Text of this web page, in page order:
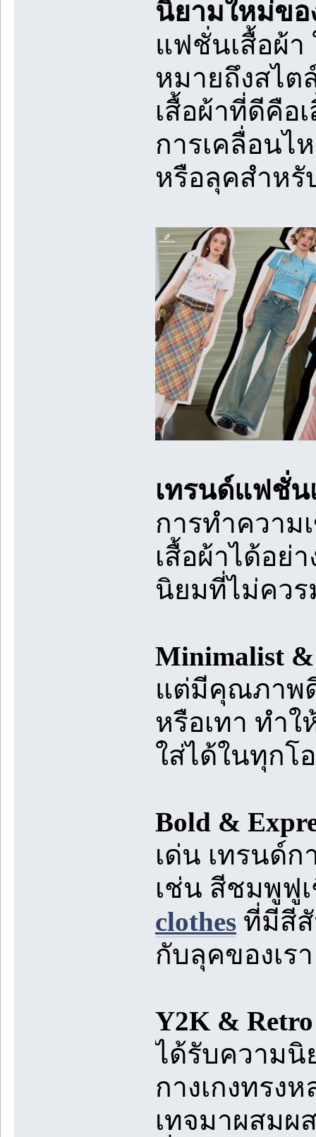
นิยามใหม่ขอ
แฟชั่นเสื้อผ้า
หมายถึงสไต
เสื้อผ้าที่ดีคือ
การเคลื่อนไ
หรือลุคสำหรั
เทรนด์แฟชั่น
การทำความ
เสื้อผ้าได้อย่
นิยมที่ไม่ควร
Minimalist
แต่มีคุณภาพดี
หรือเทา ทำ
ใส่ได้ในทุกโ
Bold &
เด่น เทรนด์
เช่น สีชมพูฟู
clothes ที่มีสี
กับลุคของเรา
Y2K &
ได้รับความนิ
กางเกงทรง
เทจมาผสมผ